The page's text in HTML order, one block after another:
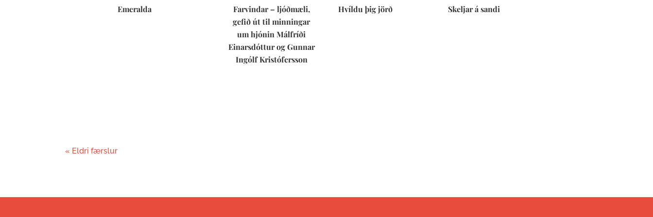
Emeralda
Farvindar – ljóðmæli,
gefið út til minningar
um hjónin Málfríði
Einarsdóttur og Gunnar
Ingólf Kristófersson
Hvíldu þig jörð Skeljar á sandi
« Eldri færslur